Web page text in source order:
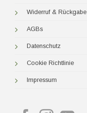
Widerruf & Rückgabe
AGBs
Datenschutz
Cookie Richtlinie
Impressum